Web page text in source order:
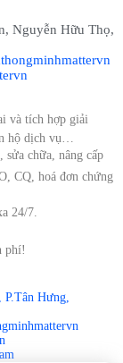
Nguyễn Hữu Thọ,
và tích hợp giải
hộ dịch vụ…
chữa, nâng cấp
CQ, hoá đơn chứng
24/7.
phí!
Hưng,